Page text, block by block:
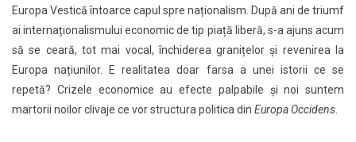
Europa Vestică întoarce capul spre naționalism. După ani de triumf
ai internaționalismului economic de tip piață liberă, s-a ajuns acum
să se ceară, tot mai vocal, închiderea granițelor și revenirea la
Europa națiunilor. E realitatea doar farsa a unei istorii ce se
repetă? Crizele economice au efecte palpabile și noi suntem
martorii noilor clivaje ce vor structura politica din Europa Occidens